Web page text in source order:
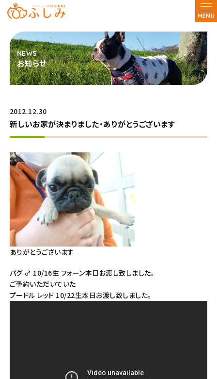
MENU
お知らせ
2012.12.30
新しいお家が決まりました・ありがとうございます
ありがとうございます
パグ ♂ 10/16生 フォーン本日お渡し致しました。
ご予約いただいていた
プードル レッド 10/22生本日お渡し致しました。